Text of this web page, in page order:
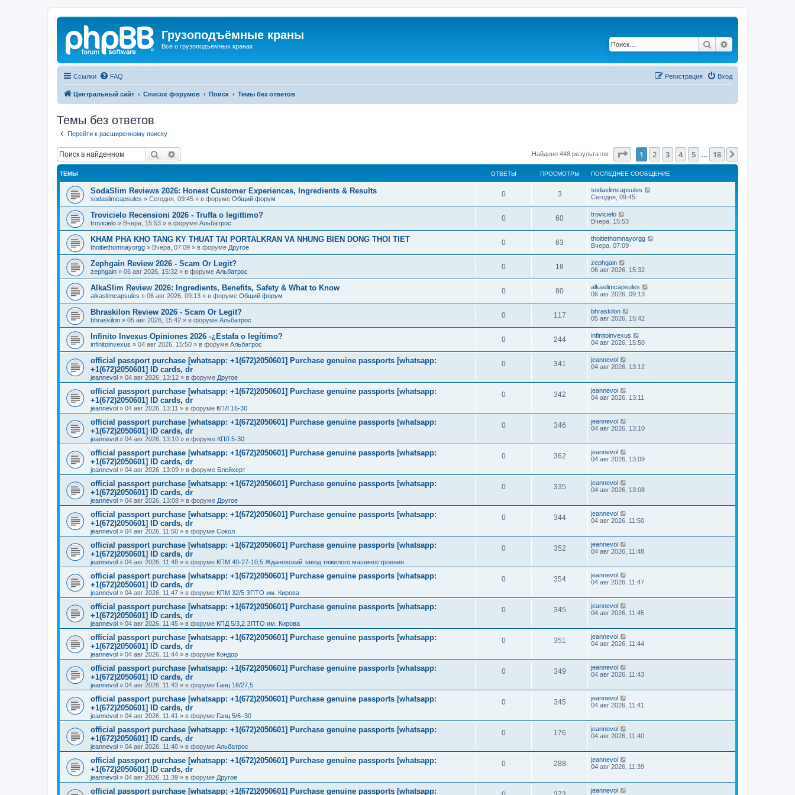
Грузоподъёмные краны
Всё о грузоподъёмных кранах Поиск
Ссылки FAQ Вход
Регистрация
Центральный сайт Список форумов Поиск Темы без ответов
Темы без ответов
Перейти к расширенному поиску
Поиск Найдено 448 результатов Страница1 из 18
1 2 3 4 5 18
ТЕМЫ ОТВЕТЫ ПРОСМОТРЫ ПОСЛЕДНЕЕ СООБЩЕНИЕ
SodaSlim Reviews 2026: Honest Customer Experiences, Ingredients & Results
sodaslimcapsules » Сегодня, 09:45 » в форуме Общий форум
0 3
sodaslimcapsules
Сегодня, 09:45
Trovicielo Recensioni 2026 - Truffa o legittimo?
trovicielo » Вчера, 15:53 » в форуме Альбатрос
0 60
trovicielo
Вчера, 15:53
KHAM PHA KHO TANG KY THUAT TAI PORTALKRAN VA NHUNG BIEN DONG THOI TIET
thoitiethomnayorgg » Вчера, 07:09 » в форуме Другое
0 63
thoitiethomnayorgg
Вчера, 07:09
Zephgain Review 2026 - Scam Or Legit?
zephgain » 06 авг 2026, 15:32 » в форуме Альбатрос
0 18
zephgain
06 авг 2026, 15:32
AlkaSlim Review 2026: Ingredients, Benefits, Safety & What to Know
alkaslimcapsules » 06 авг 2026, 09:13 » в форуме Общий форум
0 80
alkaslimcapsules
06 авг 2026, 09:13
Bhraskilon Review 2026 - Scam Or Legit?
bhraskilon » 05 авг 2026, 15:42 » в форуме Альбатрос
0 117
bhraskilon
05 авг 2026, 15:42
Infinito Invexus Opiniones 2026 -¿Estafa o legítimo?
infinitoinvexus » 04 авг 2026, 15:50 » в форуме Альбатрос
0 244
infinitoinvexus
04 авг 2026, 15:50
official passport purchase [whatsapp: +1(672)2050601] Purchase genuine passports [whatsapp:
+1(672)2050601] ID cards, dr
jeannevol » 04 авг 2026, 13:12 » в форуме Другое
0 341
jeannevol
04 авг 2026, 13:12
official passport purchase [whatsapp: +1(672)2050601] Purchase genuine passports [whatsapp:
+1(672)2050601] ID cards, dr
jeannevol » 04 авг 2026, 13:11 » в форуме КПЛ 16-30
0 342
jeannevol
04 авг 2026, 13:11
official passport purchase [whatsapp: +1(672)2050601] Purchase genuine passports [whatsapp:
+1(672)2050601] ID cards, dr
jeannevol » 04 авг 2026, 13:10 » в форуме КПЛ 5-30
0 346
jeannevol
04 авг 2026, 13:10
official passport purchase [whatsapp: +1(672)2050601] Purchase genuine passports [whatsapp:
+1(672)2050601] ID cards, dr
jeannevol » 04 авг 2026, 13:09 » в форуме Блейхерт
0 362
jeannevol
04 авг 2026, 13:09
official passport purchase [whatsapp: +1(672)2050601] Purchase genuine passports [whatsapp:
+1(672)2050601] ID cards, dr
jeannevol » 04 авг 2026, 13:08 » в форуме Другое
0 335
jeannevol
04 авг 2026, 13:08
official passport purchase [whatsapp: +1(672)2050601] Purchase genuine passports [whatsapp:
+1(672)2050601] ID cards, dr
jeannevol » 04 авг 2026, 11:50 » в форуме Сокол
0 344
jeannevol
04 авг 2026, 11:50
official passport purchase [whatsapp: +1(672)2050601] Purchase genuine passports [whatsapp:
+1(672)2050601] ID cards, dr
jeannevol » 04 авг 2026, 11:48 » в форуме КПМ 40-27-10,5 Ждановский завод тяжелого машиностроения
0 352
jeannevol
04 авг 2026, 11:48
official passport purchase [whatsapp: +1(672)2050601] Purchase genuine passports [whatsapp:
+1(672)2050601] ID cards, dr
jeannevol » 04 авг 2026, 11:47 » в форуме КПМ 32/5 ЗПТО им. Кирова
0 354
jeannevol
04 авг 2026, 11:47
official passport purchase [whatsapp: +1(672)2050601] Purchase genuine passports [whatsapp:
+1(672)2050601] ID cards, dr
jeannevol » 04 авг 2026, 11:45 » в форуме КПД 5/3,2 ЗПТО им. Кирова
0 345
jeannevol
04 авг 2026, 11:45
official passport purchase [whatsapp: +1(672)2050601] Purchase genuine passports [whatsapp:
+1(672)2050601] ID cards, dr
jeannevol » 04 авг 2026, 11:44 » в форуме Кондор
0 351
jeannevol
04 авг 2026, 11:44
official passport purchase [whatsapp: +1(672)2050601] Purchase genuine passports [whatsapp:
+1(672)2050601] ID cards, dr
jeannevol » 04 авг 2026, 11:43 » в форуме Ганц 16/27,5
0 349
jeannevol
04 авг 2026, 11:43
official passport purchase [whatsapp: +1(672)2050601] Purchase genuine passports [whatsapp:
+1(672)2050601] ID cards, dr
jeannevol » 04 авг 2026, 11:41 » в форуме Ганц 5/6–30
0 345
jeannevol
04 авг 2026, 11:41
official passport purchase [whatsapp: +1(672)2050601] Purchase genuine passports [whatsapp:
+1(672)2050601] ID cards, dr
jeannevol » 04 авг 2026, 11:40 » в форуме Альбатрос
0 176
jeannevol
04 авг 2026, 11:40
official passport purchase [whatsapp: +1(672)2050601] Purchase genuine passports [whatsapp:
+1(672)2050601] ID cards, dr
jeannevol » 04 авг 2026, 11:39 » в форуме Другое
0 288
jeannevol
04 авг 2026, 11:39
official passport purchase [whatsapp: +1(672)2050601] Purchase genuine passports [whatsapp:
jeannevol